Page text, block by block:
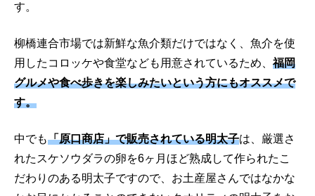
す。
柳橋連合市場では新鮮な魚介類だけではなく、魚介を使
用したコロッケや食堂なども用意されているため、福岡
グルメや食べ歩きを楽しみたいという方にもオススメで
す。
中でも「原口商店」で販売されている明太子は、厳選さ
れたスケソウダラの卵を6ヶ月ほど熟成して作られたこ
だわりのある明太子ですので、お土産屋さんではなかな